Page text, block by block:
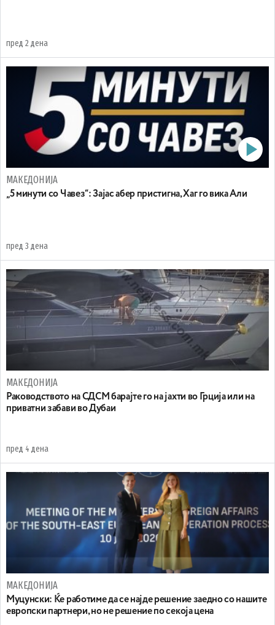
пред 2 дена
МАКЕДОНИЈА
„5 минути со Чавез“: Зајас абер пристигна, Хаг го вика Али
пред 3 дена
МАКЕДОНИЈА
Раководството на СДСМ барајте го на јахти во Грција или на
приватни забави во Дубаи
пред 4 дена
МАКЕДОНИЈА
Муцунски: Ќе работиме да се најде решение заедно со нашите
европски партнери, но не решение по секоја цена